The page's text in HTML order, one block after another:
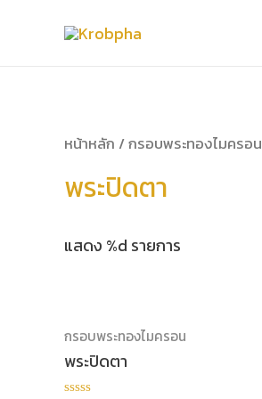
หน้าหลัก /กรอบพระทองไมครอน
พระปิดตา
แสดง %d รายการ
กรอบพระทองไมครอน
พระปิดตา